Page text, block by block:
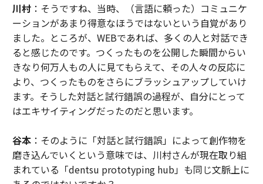
川村：そうですね、当時、（言語に頼った）コミュニケ
ーションがあまり得意なほうではないという自覚があり
ました。ところが、WEBであれば、多くの人と対話でき
ると感じたのです。つくったものを公開した瞬間からい
きなり何万人もの人に見てもらえて、その人々の反応に
より、つくったものをさらにブラッシュアップしていけ
ます。そうした対話と試行錯誤の過程が、自分にとって
はエキサイティングだったのだと思います。
谷本：そのように「対話と試行錯誤」によって創作物を
磨き込んでいくという意味では、川村さんが現在取り組
まれている「dentsu prototyping hub」も同じ文脈上に